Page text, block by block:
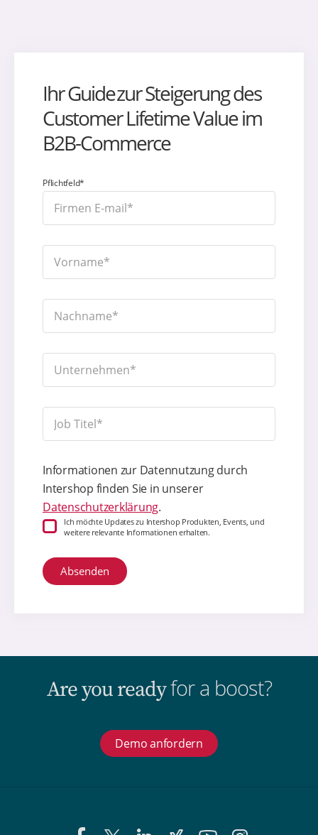
Ihr Guide zur Steigerung des
Customer Lifetime Value im
B2B-Commerce
Pflichtfeld*
Informationen zur Datennutzung durch
Intershop finden Sie in unserer
Datenschutzerklärung.
Ich möchte Updates zu Intershop Produkten, Events, und
weitere relevante Informationen erhalten.
Are you readyfor a boost?
Demo anfordern